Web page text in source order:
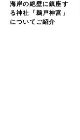
海岸の絶壁に鎮座す
る神社「鵜戸神宮」
についてご紹介